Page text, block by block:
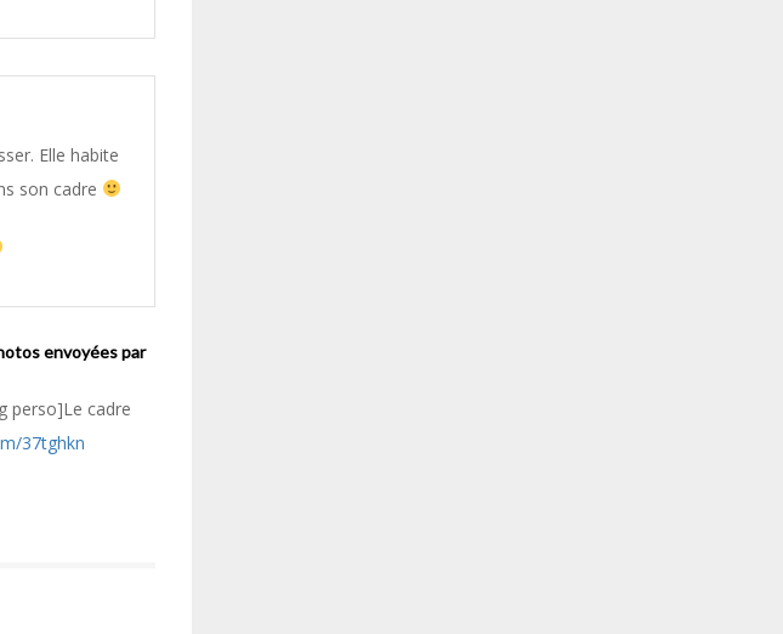
Elle habite
son cadre
envoyées par
perso]Le cadre
37tghkn